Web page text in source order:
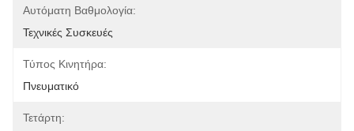
Αυτόματη Βαθμολογία:
Τεχνικές Συσκευές
Τύπος Κινητήρα:
Πνευματικό
Τετάρτη: